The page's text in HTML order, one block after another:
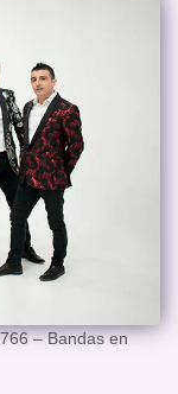
– Bandas en